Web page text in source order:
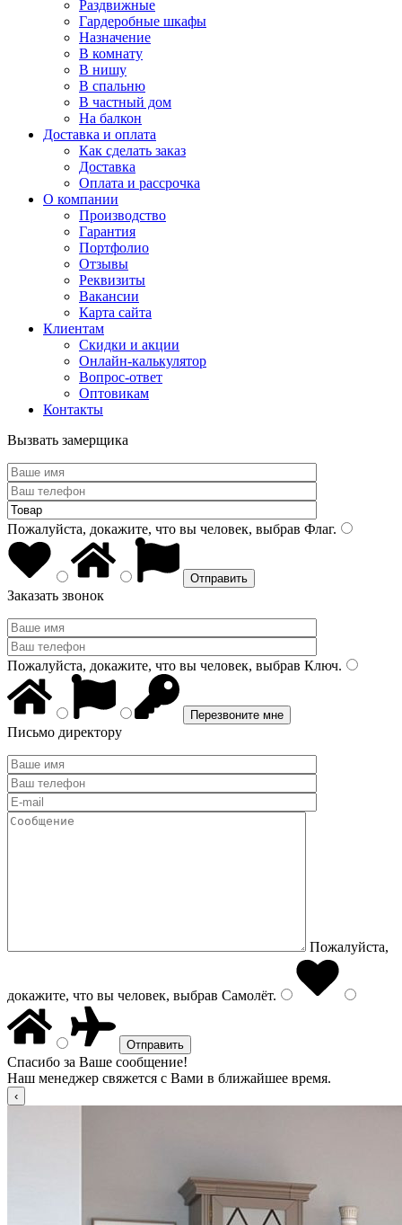
Раздвижные
Гардеробные шкафы
Назначение
В комнату
В нишу
В спальню
В частный дом
На балкон
Доставка и оплата
Как сделать заказ
Доставка
Оплата и рассрочка
О компании
Производство
Гарантия
Портфолио
Отзывы
Реквизиты
Вакансии
Карта сайта
Клиентам
Скидки и акции
Онлайн-калькулятор
Вопрос-ответ
Оптовикам
Контакты
Вызвать замерщика
Пожалуйста, докажите, что вы человек, выбрав Флаг.
Заказать звонок
Пожалуйста, докажите, что вы человек, выбрав Ключ.
Письмо директору
Пожалуйста,
докажите, что вы человек, выбрав Самолёт.
Спасибо за Ваше сообщение!
Наш менеджер свяжется с Вами в ближайшее время.